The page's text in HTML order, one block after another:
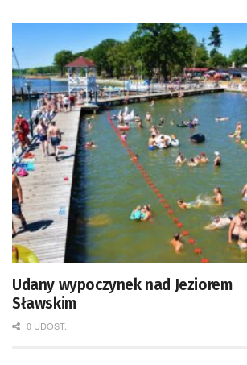
Udany wypoczynek nad Jeziorem
Sławskim
0 UDOST.